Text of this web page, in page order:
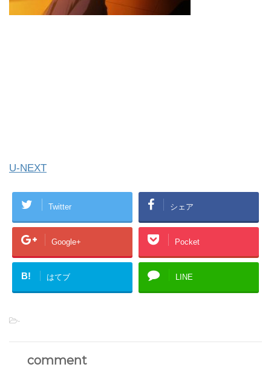
U-NEXT
Twitter シェア
Google+ Pocket
B! はてブ LINE
-
comment